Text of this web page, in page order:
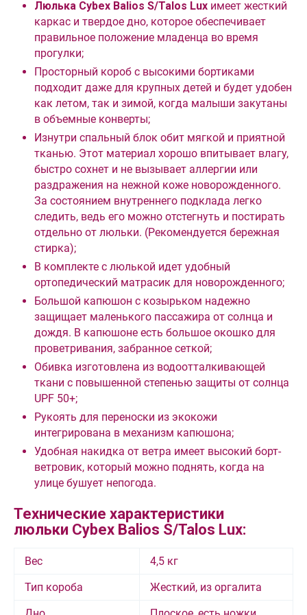
Люлька Cybex Balios S/Talos Lux имеет жесткий
каркас и твердое дно, которое обеспечивает
правильное положение младенца во время
прогулки;
Просторный короб с высокими бортиками
подходит даже для крупных детей и будет удобен
как летом, так и зимой, когда малыши закутаны
в объемные конверты;
Изнутри спальный блок обит мягкой и приятной
тканью. Этот материал хорошо впитывает влагу,
быстро сохнет и не вызывает аллергии или
раздражения на нежной коже новорожденного.
За состоянием внутреннего подклада легко
следить, ведь его можно отстегнуть и постирать
отдельно от люльки. (Рекомендуется бережная
стирка);
В комплекте с люлькой идет удобный
ортопедический матрасик для новорожденного;
Большой капюшон с козырьком надежно
защищает маленького пассажира от солнца и
дождя. В капюшоне есть большое окошко для
проветривания, забранное сеткой;
Обивка изготовлена из водоотталкивающей
ткани с повышенной степенью защиты от солнца
UPF 50+;
Рукоять для переноски из экокожи
интегрирована в механизм капюшона;
Удобная накидка от ветра имеет высокий борт-
ветровик, который можно поднять, когда на
улице бушует непогода.
Технические характеристики
люльки Cybex Balios S/Talos Lux:
Вес
4,5 кг
Тип короба
Жесткий, из оргалита